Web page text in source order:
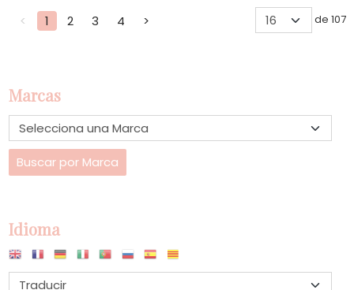
Marcas
Idioma
< 1 2 3 4 > de 107